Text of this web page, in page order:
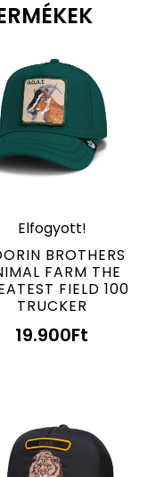
Elfogyott!
BROTHERS
FARM THE
FIELD 100
TRUCKER
19.900Ft